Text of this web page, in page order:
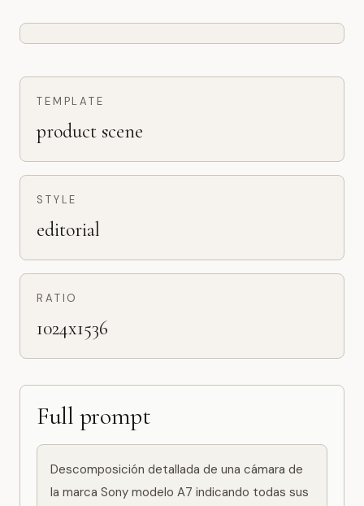
TEMPLATE
product scene
STYLE
editorial
RATIO
1024x1536
Full prompt
Descomposición detallada de una cámara de
la marca Sony modelo A7 indicando todas sus